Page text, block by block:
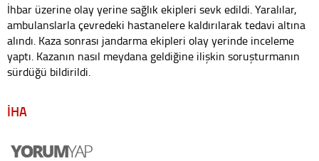
İhbar üzerine olay yerine sağlık ekipleri sevk edildi. Yaralılar,
ambulanslarla çevredeki hastanelere kaldırılarak tedavi altına
alındı. Kaza sonrası jandarma ekipleri olay yerinde inceleme
yaptı. Kazanın nasıl meydana geldiğine ilişkin soruşturmanın
sürdüğü bildirildi.
İHA